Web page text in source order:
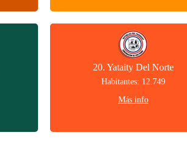
20. Yataity Del Norte
Habitantes: 12.749
Más info